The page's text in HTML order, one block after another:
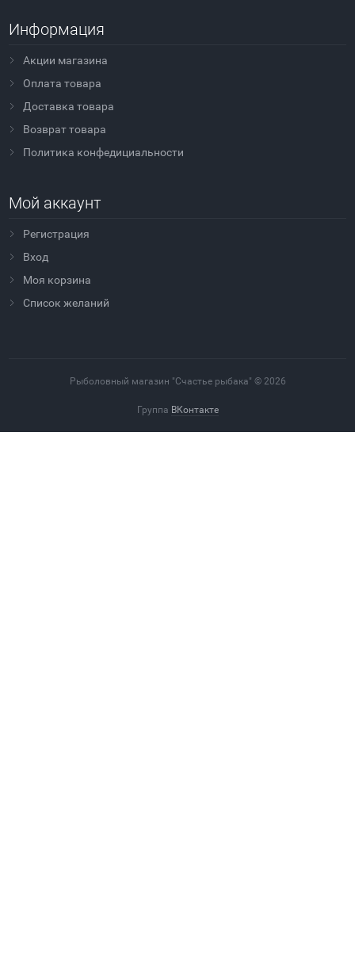
Информация
Акции магазина
Оплата товара
Доставка товара
Возврат товара
Политика конфедициальности
Мой аккаунт
Регистрация
Вход
Моя корзина
Cписок желаний
Рыболовный магазин "Счастье рыбака" © 2026
Группа ВКонтакте